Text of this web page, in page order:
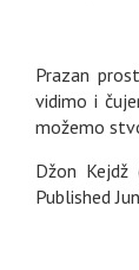
Prazan
vidimo i
možemo
Džon Kejdž
Published